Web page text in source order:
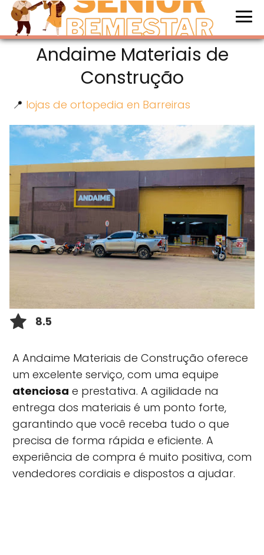
Andaime Materiais de
Construção
📍 lojas de ortopedia en Barreiras
8.5
A Andaime Materiais de Construção oferece
um excelente serviço, com uma equipe
atenciosa e prestativa. A agilidade na
entrega dos materiais é um ponto forte,
garantindo que você receba tudo o que
precisa de forma rápida e eficiente. A
experiência de compra é muito positiva, com
vendedores cordiais e dispostos a ajudar.